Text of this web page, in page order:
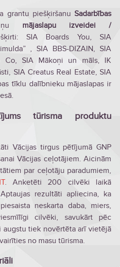
grantu piešķiršanuSadarbības
mājaslapu izveidei /
SIA Boards You, SIA
, SIA BBS-DIZAIN, SIA
Co, SIA Mākoņi un māls, IK
SIA Creatus Real Estate, SIA
tīklu dalībnieku mājaslapas ir
tūrisma produktu
Vācijas tirgus pētījumā GNP
Vācijas ceļotājiem. Aicinām
par ceļotāju paradumiem,
. Anketēti 200 cilvēki laikā
rezultāti apliecina, ka
neskarta daba, miers,
cilvēki, savukārt pēc
augstu tiek novērtēta arī vietējā
no masu tūrisma.